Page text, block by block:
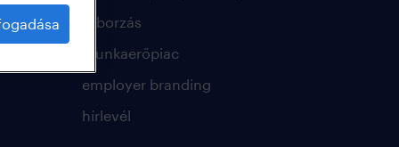
toborzás
munkaerőpiac
employer branding
hírlevél